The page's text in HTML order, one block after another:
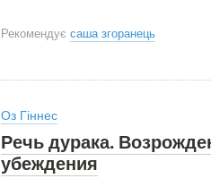
Рекомендує саша згоранець
Оз Гіннес
Речь дурака.
убеждения